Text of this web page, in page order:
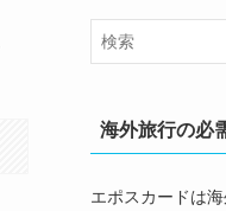
海外旅行の必
エポスカードは